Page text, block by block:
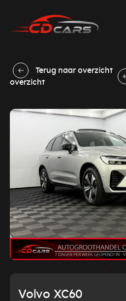
Terug naar overzicht
overzicht
Volvo XC60